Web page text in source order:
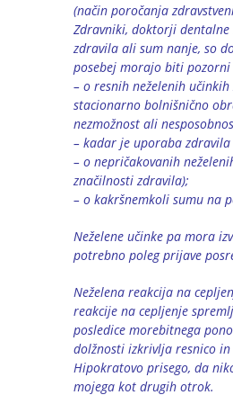
(način poročanja
Zdravniki, doktorji dentalne
zdravila ali sum nanje, so
posebej morajo biti
– o resnih neželenih
stacionarno bolnišnično
nezmožnost ali
– kadar je uporaba
– o nepričakovanih
značilnosti zdravila);
– o kakršnemkoli sumu na
Neželene učinke pa mora
potrebno poleg prijave
Neželena reakcija na
reakcije na cepljenje
posledice morebitnega
dolžnosti izkrivlja resnico
Hipokratovo prisego, da
mojega kot drugih otrok.